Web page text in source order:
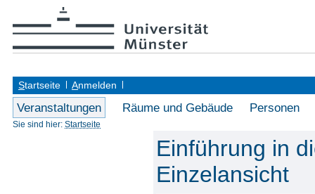
Startseite Anmelden
Veranstaltungen Räume und Gebäude Personen
Sie sind hier: Startseite
Einführung in
Einzelansicht